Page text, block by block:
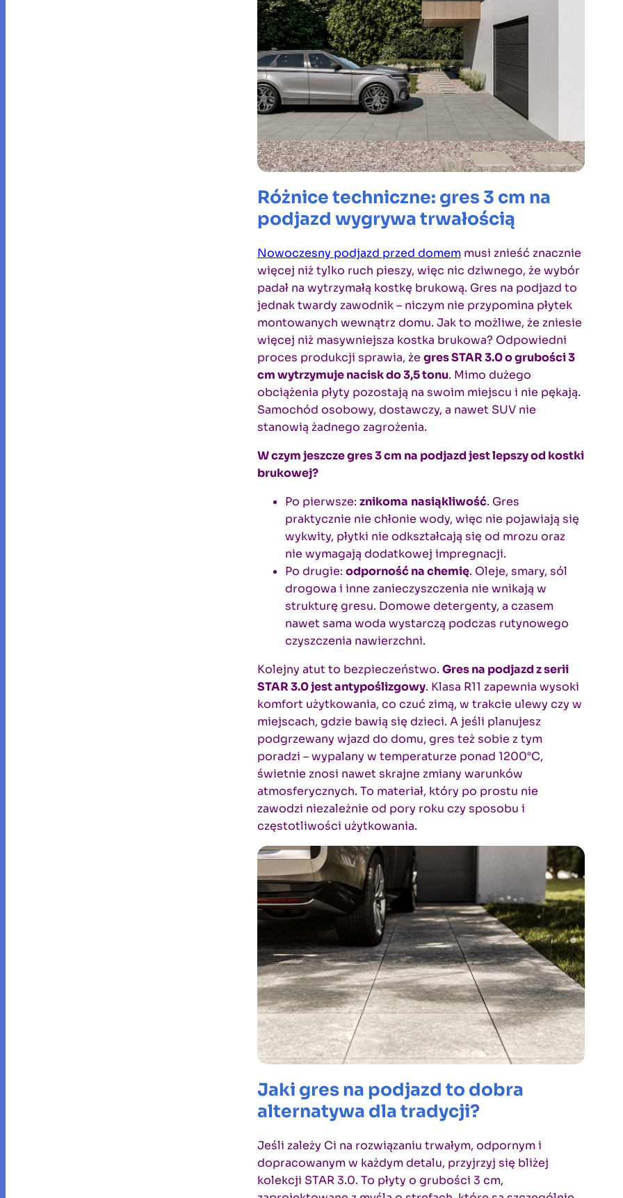
Różnice techniczne: gres 3 cm na
podjazd wygrywa trwałością
Nowoczesny podjazd przed domem musi znieść znacznie
więcej niż tylko ruch pieszy, więc nic dziwnego, że wybór
padał na wytrzymałą kostkę brukową. Gres na podjazd to
jednak twardy zawodnik – niczym nie przypomina płytek
montowanych wewnątrz domu. Jak to możliwe, że zniesie
więcej niż masywniejsza kostka brukowa? Odpowiedni
proces produkcji sprawia, że gres STAR 3.0 o grubości 3
cm wytrzymuje nacisk do 3,5 tonu. Mimo dużego
obciążenia płyty pozostają na swoim miejscu i nie pękają.
Samochód osobowy, dostawczy, a nawet SUV nie
stanowią żadnego zagrożenia.
W czym jeszcze gres 3 cm na podjazd jest lepszy od kostki
brukowej?
Po pierwsze: znikoma nasiąkliwość. Gres
praktycznie nie chłonie wody, więc nie pojawiają się
wykwity, płytki nie odkształcają się od mrozu oraz
nie wymagają dodatkowej impregnacji.
Po drugie: odporność na chemię. Oleje, smary, sól
drogowa i inne zanieczyszczenia nie wnikają w
strukturę gresu. Domowe detergenty, a czasem
nawet sama woda wystarczą podczas rutynowego
czyszczenia nawierzchni.
Kolejny atut to bezpieczeństwo. Gres na podjazd z serii
STAR 3.0 jest antypoślizgowy. Klasa R11 zapewnia wysoki
komfort użytkowania, co czuć zimą, w trakcie ulewy czy w
miejscach, gdzie bawią się dzieci. A jeśli planujesz
podgrzewany wjazd do domu, gres też sobie z tym
poradzi – wypalany w temperaturze ponad 1200°C,
świetnie znosi nawet skrajne zmiany warunków
atmosferycznych. To materiał, który po prostu nie
zawodzi niezależnie od pory roku czy sposobu i
częstotliwości użytkowania.
Jaki gres na podjazd to dobra
alternatywa dla tradycji?
Jeśli zależy Ci na rozwiązaniu trwałym, odpornym i
dopracowanym w każdym detalu, przyjrzyj się bliżej
kolekcji STAR 3.0. To płyty o grubości 3 cm,